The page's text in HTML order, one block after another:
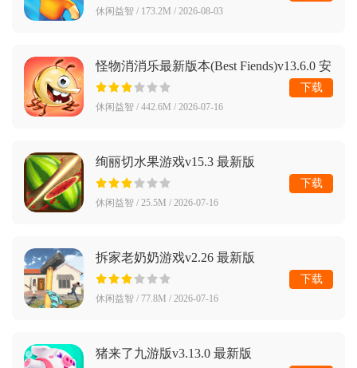
休闲益智 / 173.2M / 2026-08-03
怪物消消乐最新版本(Best Fiends)v13.6.0 安
卓版
休闲益智 / 442.6M / 2026-07-16
下载
绚丽切水果游戏v15.3 最新版
休闲益智 / 25.5M / 2026-07-16
下载
拆家老奶奶游戏v2.26 最新版
休闲益智 / 77.8M / 2026-07-16
下载
猪来了九游版v3.13.0 最新版